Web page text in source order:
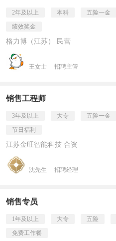
2年及以上 本科 五险一金
绩效奖金
格力博（江苏） 民营
王女士 招聘主管
销售工程师
3年及以上 大专 五险一金
节日福利
江苏金旺智能科技 合资
沈先生 招聘经理
销售专员
1年及以上 大专 五险
免费工作餐